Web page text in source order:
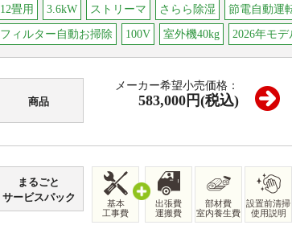
12畳用 3.6kW ストリーマ さらら除湿 節電自動運
フィルター自動お掃除 100V 室外機40kg 2026年モデ
商品
メーカー希望小売価格：
583,000円(税込)
まるごと
サービスパック
基本
工事費
出張費
運搬費
部材費
室内養生費
設置前清掃
使用説明